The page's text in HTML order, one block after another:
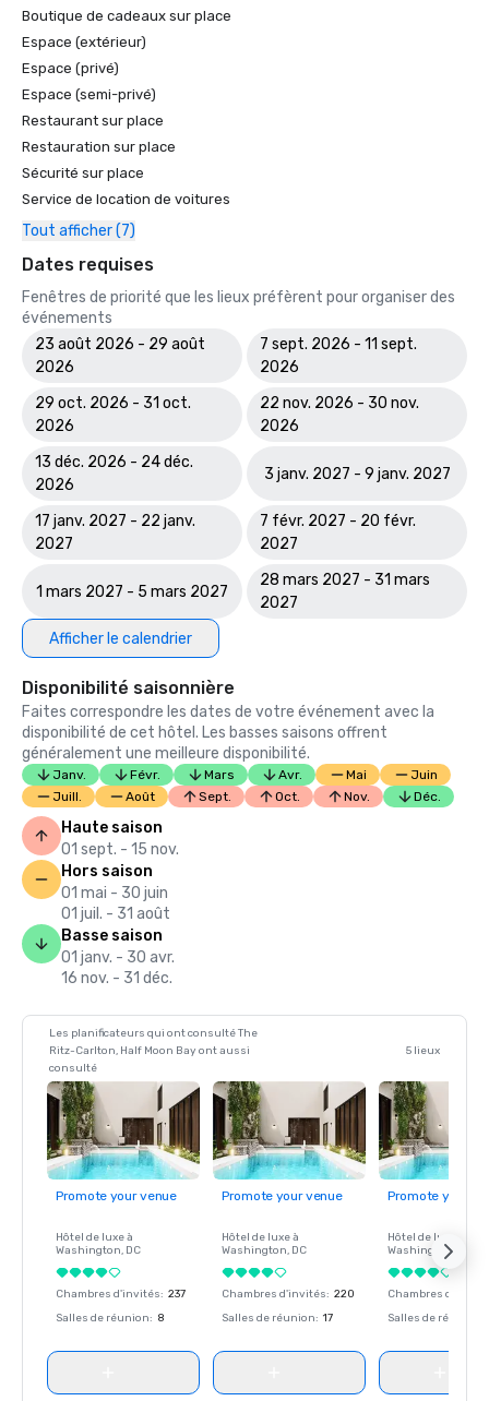
Boutique de cadeaux sur place
Espace (extérieur)
Espace (privé)
Espace (semi-privé)
Restaurant sur place
Restauration sur place
Sécurité sur place
Service de location de voitures
Tout afficher (7)
Dates requises
Fenêtres de priorité que les lieux préfèrent pour organiser des
événements
23 août 2026 - 29 août
2026
7 sept. 2026 - 11 sept.
2026
29 oct. 2026 - 31 oct.
2026
22 nov. 2026 - 30 nov.
2026
13 déc. 2026 - 24 déc.
2026
3 janv. 2027 - 9 janv. 2027
17 janv. 2027 - 22 janv.
2027
7 févr. 2027 - 20 févr.
2027
1 mars 2027 - 5 mars 2027
28 mars 2027 - 31 mars
2027
Afficher le calendrier
Disponibilité saisonnière
Faites correspondre les dates de votre événement avec la
disponibilité de cet hôtel. Les basses saisons offrent
généralement une meilleure disponibilité.
Janv. Févr. Mars Avr. Mai
Juin
Juill.
Août Sept. Oct. Nov. Déc.
Haute saison
01 sept. - 15 nov.
Hors saison
01 mai - 30 juin
01 juil. - 31 août
Basse saison
01 janv. - 30 avr.
16 nov. - 31 déc.
Les planificateurs qui ont consulté The
Ritz-Carlton, Half Moon Bay ont aussi
consulté
5 lieux
Promote your venue
Hôtel de luxe à
Washington, DC
Chambres d'invités: 237
Salles de réunion: 8
Promote your venue
Hôtel de luxe à
Washington, DC
Chambres d'invités: 220
Salles de réunion: 17
Promote your
Hôtel de luxe à
Washington
Chambres
Salles de réunion